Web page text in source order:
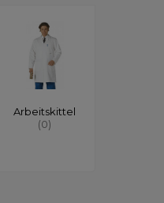
Arbeitskittel
(0)